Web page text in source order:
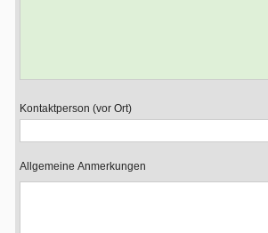
Kontaktperson (vor Ort)
Allgemeine Anmerkungen